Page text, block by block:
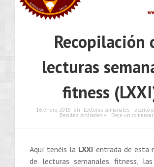
Recopilación
lecturas
fitness
16 enero, 2015 en Lecturas semanales escrito
Benítez Andrades • Deje un
Aquí tenéis la LXXI entrada de esta
de lecturas semanales fitness,